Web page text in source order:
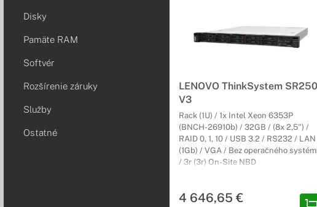
Disky
Pamäte RAM
Softvér
Rozšírenie záruky
Služby
Ostatné
Potrebujete flexibilné serverové
Servery Lenovo
Ak potrebujete ľahko
podnikanie.
Rackové skrine a
Navrhnuté pre čo
Dátový rozvádzač je perfektný
LENOVO ThinkSystem SR250
V3
Rack (1U) / 1x Intel Xeon 6353P
(BNCH-26910b) / 32GB / (8x 2,5") /
RAID 0, 1, 10 / USB 3.2 / RS232 / LAN
(1Gb) / VGA / Bez operačného
/ 3r (3r) On-Site NBD
4 646,65 €